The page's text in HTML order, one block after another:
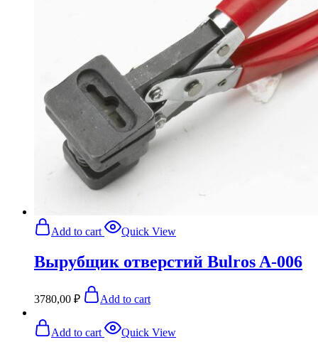
Add to cart Quick View
Вырубщик отверстий Bulros A-006
3780,00 ₽ Add to cart
Add to cart Quick View